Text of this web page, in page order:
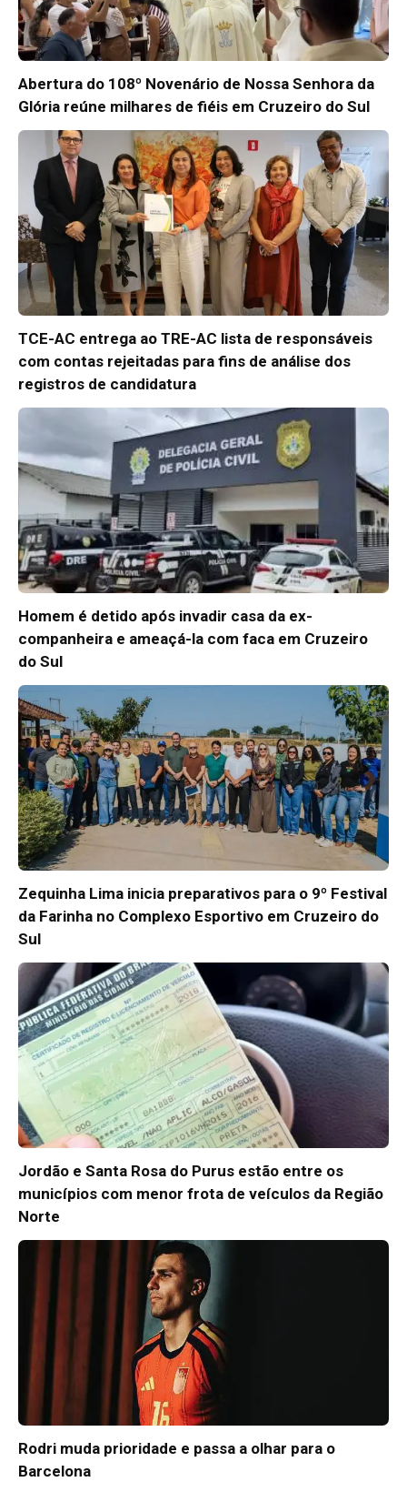
Abertura do 108º Novenário de Nossa Senhora da
Glória reúne milhares de fiéis em Cruzeiro do Sul
TCE-AC entrega ao TRE-AC lista de responsáveis
com contas rejeitadas para fins de análise dos
registros de candidatura
Homem é detido após invadir casa da ex-
companheira e ameaçá-la com faca em Cruzeiro
do Sul
Zequinha Lima inicia preparativos para o 9º Festival
da Farinha no Complexo Esportivo em Cruzeiro do
Sul
Jordão e Santa Rosa do Purus estão entre os
municípios com menor frota de veículos da Região
Norte
Rodri muda prioridade e passa a olhar para o
Barcelona